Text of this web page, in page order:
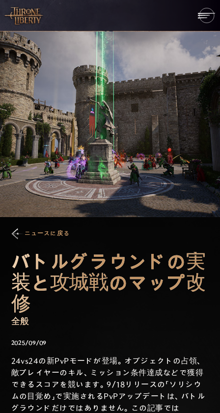
ニュースに戻る
バトルグラウンドの実
装と攻城戦のマップ改
修
全般
2025/09/09
24vs24の新PvPモードが登場。オブジェクトの占領、
敵プレイヤーのキル、ミッション条件達成などで獲得
できるスコアを競います。9/18リリースの「ソリシウ
ムの目覚め」で実施されるPvPアップデートは、バトル
グラウンドだけではありません。この記事では